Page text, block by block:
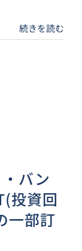
続きを読む
バン
投資回
一部訂